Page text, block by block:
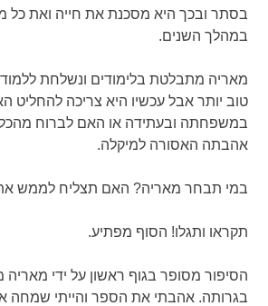
בסתר ובכך היא מסכנת את חייה ואת
במהלך השנים.
מאריה מתבלטת בלימודים ונשלחת
טוב יותר אבל עכשיו היא צריכה להחליט
במשפחתה ובעתידה או האם לברוח
אהבתה האסורה למיקלה.
במי תבחר מאריה? האם תצליח לממש
תקראו ותגלו! הסוף מפתיע.
הסיפור מסופר בגוף ראשון על ידי מאריה
בגרותה. אהבתי את הספר והייתי שמחה